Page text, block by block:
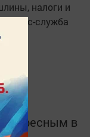
налоги и
пресс-служба
РТ.
в